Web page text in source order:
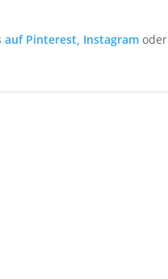
auf Pinterest, Instagramoder